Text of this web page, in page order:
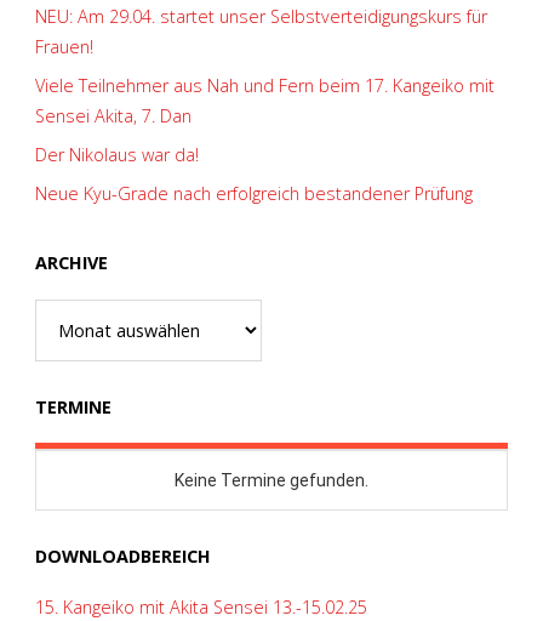
NEU: Am 29.04. startet unser Selbstverteidigungskurs für
Frauen!
Viele Teilnehmer aus Nah und Fern beim 17. Kangeiko mit
Sensei Akita, 7. Dan
Der Nikolaus war da!
Neue Kyu-Grade nach erfolgreich bestandener Prüfung
ARCHIVE
TERMINE
DOWNLOADBEREICH
15. Kangeiko mit Akita Sensei 13.-15.02.25